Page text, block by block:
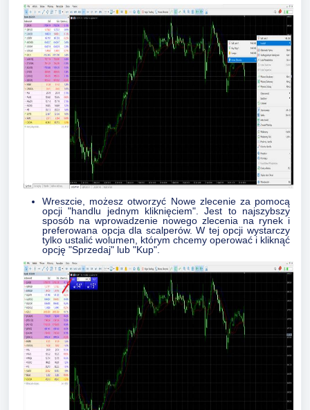
Wreszcie, możesz otworzyć Nowe zlecenie za pomocą
opcji "handlu jednym kliknięciem". Jest to najszybszy
sposób na wprowadzenie nowego zlecenia na rynek i
preferowana opcja dla scalperów. W tej opcji wystarczy
tylko ustalić wolumen, którym chcemy operować i kliknąć
opcję "Sprzedaj" lub "Kup".